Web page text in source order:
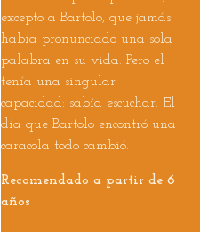
excepto a Bartolo, que jamás
había pronunciado una sola
palabra en su vida. Pero el
tenía una singular
capacidad: sabía escuchar. El
día que Bartolo encontró una
caracola todo cambió.
Recomendado a partir de 6
años